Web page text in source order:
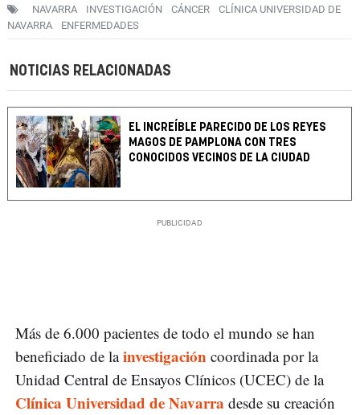
NAVARRA INVESTIGACIÓN CÁNCER
CLÍNICA UNIVERSIDAD DE
NAVARRA
ENFERMEDADES
NOTICIAS RELACIONADAS
EL INCREÍBLE PARECIDO DE LOS REYES
MAGOS DE PAMPLONA CON TRES
CONOCIDOS VECINOS DE LA CIUDAD
Más de 6.000 pacientes de todo el mundo se han
beneficiado de lainvestigación coordinada por la
Unidad Central de Ensayos Clínicos (UCEC) de la
Clínica Universidad de Navarra desde su creación